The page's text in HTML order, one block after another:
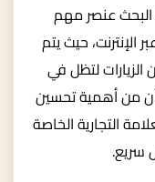
البحث عنصر مهم
الإنترنت، حيث يتم
لتظل في
أن من أهمية تحسين
التجارية الخاصة
سريع.